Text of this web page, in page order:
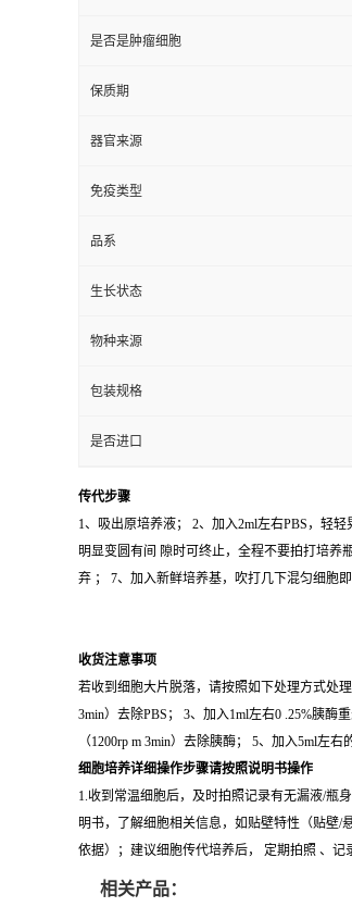
是否是肿瘤细胞
保质期
器官来源
免疫类型
品系
生长状态
物种来源
包装规格
是否进口
传代步骤
1、吸出原培养液； 2、加入2ml左右PBS，轻
明显变圆有间 隙时可终止，全程不要拍打培养
弃 ； 7、加入新鲜培养基，吹打几下混匀细胞
收货注意事项
若收到细胞大片脱落，请按照如下处理方式处
3min）去除PBS； 3、加入1ml左右0 .25%胰
（1200rp m 3min）去除胰酶； 5、加入5ml左
细胞培养详细操作步骤请按照说明书操作
1.收到常温细胞后，及时拍照记录有无漏液/瓶
明书，了解细胞相关信息，如贴壁特性（贴壁/
依据）；建议细胞传代培养后， 定期拍照 、
相关产品：